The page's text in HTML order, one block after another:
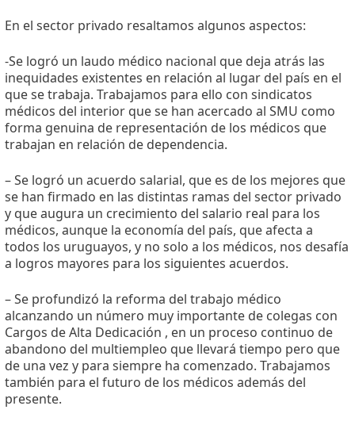
En el sector privado resaltamos algunos aspectos:
-Se logró un laudo médico nacional que deja atrás las
inequidades existentes en relación al lugar del país en el
que se trabaja. Trabajamos para ello con sindicatos
médicos del interior que se han acercado al SMU como
forma genuina de representación de los médicos que
trabajan en relación de dependencia.
– Se logró un acuerdo salarial, que es de los mejores que
se han firmado en las distintas ramas del sector privado
y que augura un crecimiento del salario real para los
médicos, aunque la economía del país, que afecta a
todos los uruguayos, y no solo a los médicos, nos desafía
a logros mayores para los siguientes acuerdos.
– Se profundizó la reforma del trabajo médico
alcanzando un número muy importante de colegas con
Cargos de Alta Dedicación , en un proceso continuo de
abandono del multiempleo que llevará tiempo pero que
de una vez y para siempre ha comenzado. Trabajamos
también para el futuro de los médicos además del
presente.